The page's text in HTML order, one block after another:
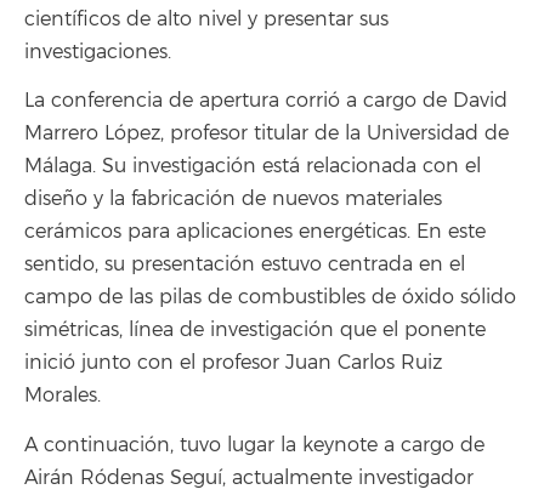
científicos de alto nivel y presentar sus
investigaciones.
La conferencia de apertura corrió a cargo de David
Marrero López, profesor titular de la Universidad de
Málaga. Su investigación está relacionada con el
diseño y la fabricación de nuevos materiales
cerámicos para aplicaciones energéticas. En este
sentido, su presentación estuvo centrada en el
campo de las pilas de combustibles de óxido sólido
simétricas, línea de investigación que el ponente
inició junto con el profesor Juan Carlos Ruiz
Morales.
A continuación, tuvo lugar la keynote a cargo de
Airán Ródenas Seguí, actualmente investigador